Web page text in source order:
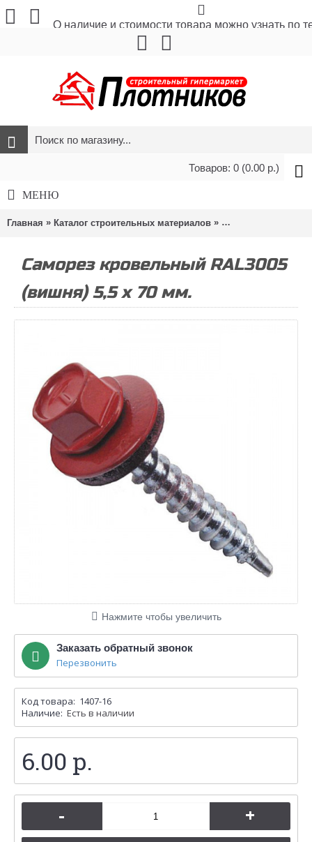
О наличие и стоимости товара можно узнать по
Товаров: 0 (0.00 р.)
МЕНЮ
Главная » Каталог строительных материалов » Метизы и крепёж
Саморез кровельный RAL3005
(вишня) 5,5 х 70 мм.
Нажмите чтобы увеличить
Заказать обратный звонок
Перезвонить
Код товара: 1407-16
Наличие: Есть в наличии
6.00 р.
- +